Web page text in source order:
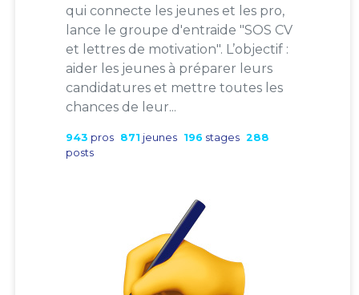
qui connecte les jeunes et les pro,
lance le groupe d'entraide "SOS CV
et lettres de motivation". L’objectif :
aider les jeunes à préparer leurs
candidatures et mettre toutes les
chances de leur...
943 pros 871 jeunes 196 stages 288
posts